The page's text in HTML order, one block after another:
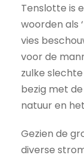
Tenslotte is
woorden als
vies
voor de
zulke
bezig met
natuur en
Gezien de
diverse